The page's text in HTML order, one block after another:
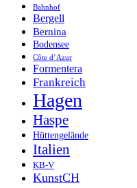
Bahnhof
Bergell
Bernina
Bodensee
Côte d’Azur
Formentera
Frankreich
Hagen
Haspe
Hüttengelände
Italien
KB-V
KunstCH